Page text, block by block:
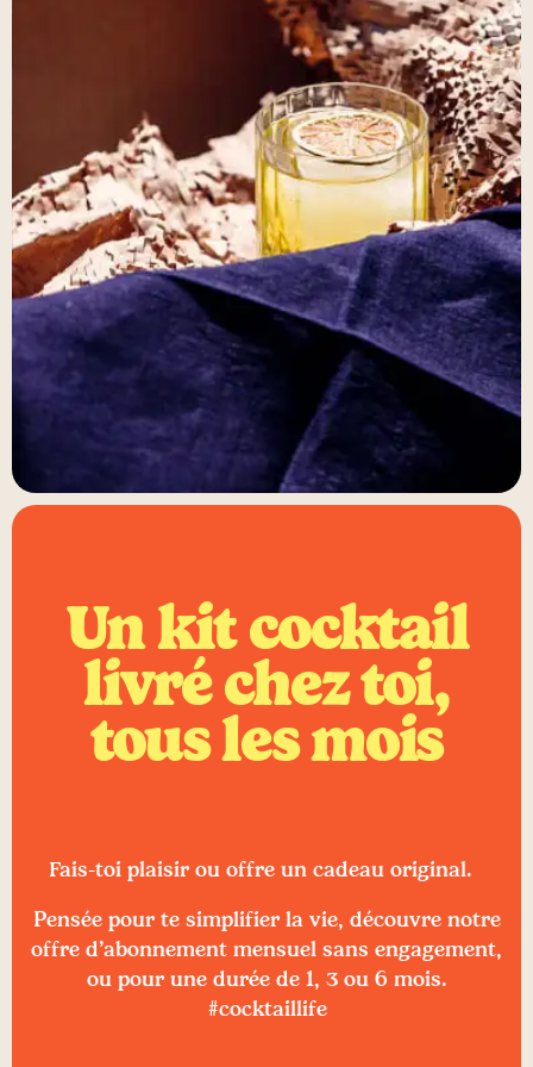
Un kit cocktail
livré chez toi,
tous les mois
Fais-toi plaisir ou offre un cadeau original.
Pensée pour te simplifier la vie, découvre notre
offre d’abonnement mensuel sans engagement,
ou pour une durée de 1, 3 ou 6 mois.
#cocktaillife